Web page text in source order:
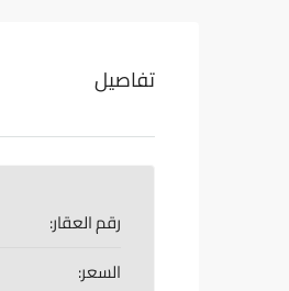
تفاصيل
رقم العقار:
السعر: